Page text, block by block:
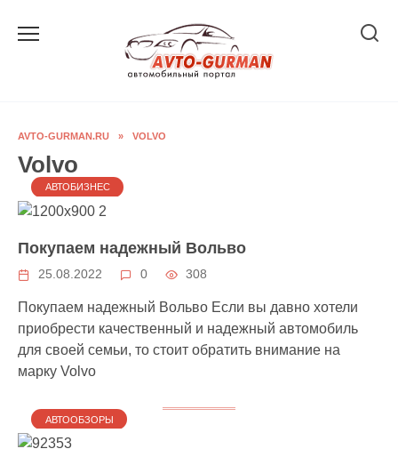
AVTO-GURMAN.RU » VOLVO
Volvo
АВТОБИЗНЕС
Покупаем надежный Вольво
25.08.2022 0 308
Покупаем надежный Вольво Если вы давно хотели
приобрести качественный и надежный автомобиль
для своей семьи, то стоит обратить внимание на
марку Volvo
АВТООБЗОРЫ